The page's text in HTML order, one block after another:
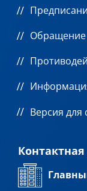
Обращение
Версия